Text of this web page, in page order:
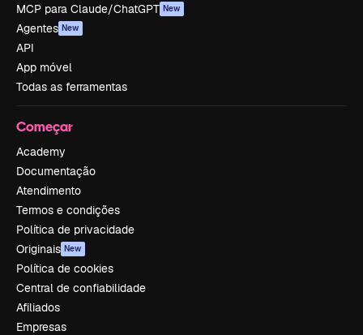
MCP para Claude/ChatGPT New
Agentes New
API
App móvel
Todas as ferramentas
Começar
Academy
Documentação
Atendimento
Termos e condições
Política de privacidade
Originais New
Política de cookies
Central de confiabilidade
Afiliados
Empresas